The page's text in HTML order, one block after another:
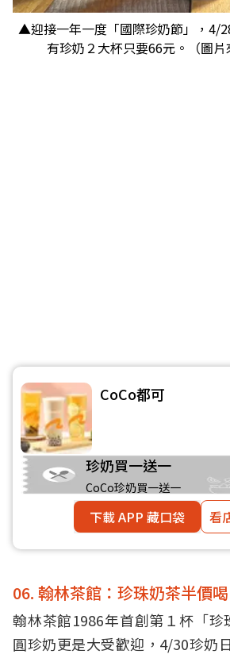
▲迎接一年一度「國際珍奶節」，4/
有珍奶２大杯只要66元。（圖片
CoCo都可
珍奶買一送一
CoCo珍奶買一送一
下載 APP 藏口袋 看
06. 翰林茶館：珍珠奶茶半價喝
翰林茶館1986年首創第１杯「珍
圓珍奶更是大受歡迎，4/30珍奶